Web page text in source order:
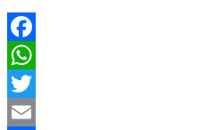
Facebook
WhatsApp
Twitter